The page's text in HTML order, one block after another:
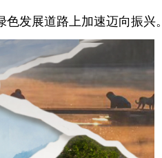
发展道路上加速迈向振兴。